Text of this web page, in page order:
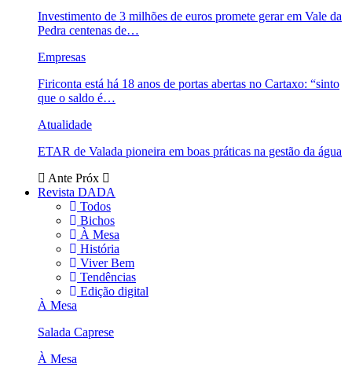
Investimento de 3 milhões de euros promete gerar em Vale da
Pedra centenas de…
Empresas
Firiconta está há 18 anos de portas abertas no Cartaxo: “sinto
que o saldo é…
Atualidade
ETAR de Valada pioneira em boas práticas na gestão da água
Ante Próx
Revista DADA
Todos
Bichos
À Mesa
História
Viver Bem
Tendências
Edição digital
À Mesa
Salada Caprese
À Mesa